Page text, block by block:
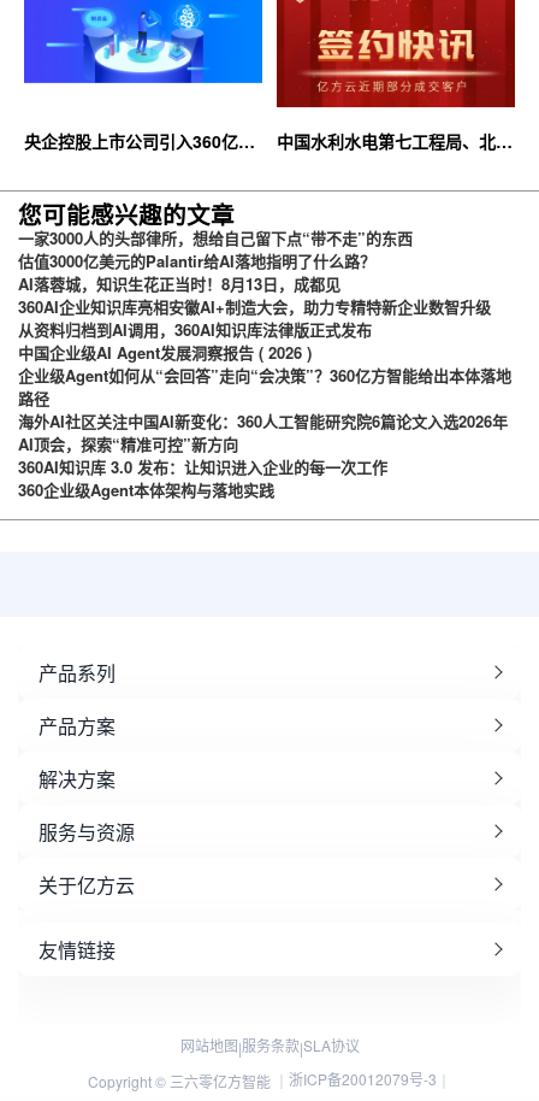
央企控股上市公司引入360亿方
台
中国水利水电第七工程局、北京
您可能感兴趣的文章
一家3000人的头部律所，想给自己留下点“带不走”的东西
估值3000亿美元的Palantir给AI落地指明了什么路？
AI落蓉城，知识生花正当时！8月13日，成都见
360AI企业知识库亮相安徽AI+制造大会，助力专精特新企业数智升级
从资料归档到AI调用，360AI知识库法律版正式发布
中国企业级AI Agent发展洞察报告 ( 2026 )
企业级Agent如何从“会回答”走向“会决策”？360亿方智能给出本体落地
路径
海外AI社区关注中国AI新变化：360人工智能研究院6篇论文入选2026年
AI顶会，探索“精准可控”新方向
360AI知识库 3.0 发布：让知识进入企业的每一次工作
360企业级Agent本体架构与落地实践
产品系列
产品方案
解决方案
服务与资源
关于亿方云
友情链接
网站地图|服务条款|SLA协议
Copyright © 三六零亿方智能 ｜ 浙ICP备20012079号-3 ｜